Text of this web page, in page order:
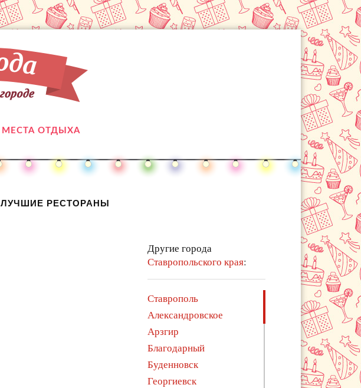
МЕСТА ОТДЫХА
ЛУЧШИЕ РЕСТОРАНЫ
Другие города
Ставропольского края:
Ставрополь
Александровское
Арзгир
Благодарный
Буденновск
Георгиевск